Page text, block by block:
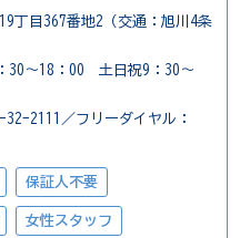
丁目367番地2（交通：旭川4条
30～18：00 土日祝9：30～
32-2111／フリーダイヤル：
保証人不要
女性スタッフ